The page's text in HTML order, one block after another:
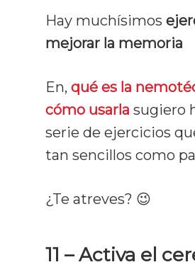
Hay muchísimos
mejorar la memoria
En, qué es la
cómo usarla sugiero
serie de ejercicios
tan sencillos como
¿Te atreves? 😉
11 – Activa el